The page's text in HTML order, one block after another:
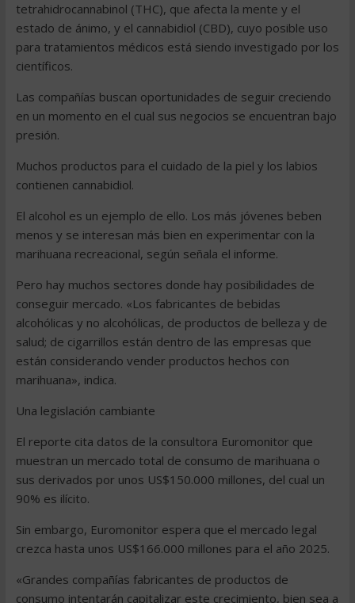
tetrahidrocannabinol (THC), que afecta la mente y el
estado de ánimo, y el cannabidiol (CBD), cuyo posible uso
para tratamientos médicos está siendo investigado por los
científicos.
Las compañías buscan oportunidades de seguir creciendo
en un momento en el cual sus negocios se encuentran bajo
presión.
Muchos productos para el cuidado de la piel y los labios
contienen cannabidiol.
El alcohol es un ejemplo de ello. Los más jóvenes beben
menos y se interesan más bien en experimentar con la
marihuana recreacional, según señala el informe.
Pero hay muchos sectores donde hay posibilidades de
conseguir mercado. «Los fabricantes de bebidas
alcohólicas y no alcohólicas, de productos de belleza y de
salud; de cigarrillos están dentro de las empresas que
están considerando vender productos hechos con
marihuana», indica.
Una legislación cambiante
El reporte cita datos de la consultora Euromonitor que
muestran un mercado total de consumo de marihuana o
sus derivados por unos US$150.000 millones, del cual un
90% es ilícito.
Sin embargo, Euromonitor espera que el mercado legal
crezca hasta unos US$166.000 millones para el año 2025.
«Grandes compañías fabricantes de productos de
consumo intentarán capitalizar este crecimiento, bien sea a